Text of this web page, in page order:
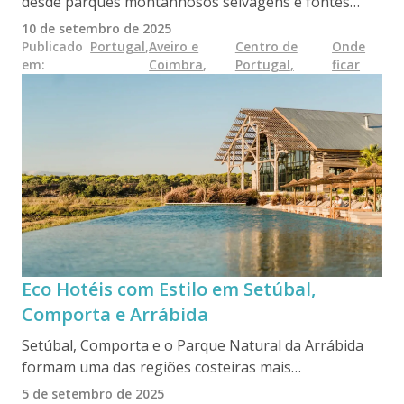
termais a cidades medievais e praias atlânticas — e
os seus hotéis ecológicos refletem essa mesma
diversidade. Sejam eles situados em aldeias de xisto
sustentáveis oferecem uma alternativa tranquila ao
turismo de massa, enraizada na cultura local, na
natureza e nos valores do turismo lento.
10 de setembro de 2025
Publicado
em:
Portugal,Aveiro e
Coimbra,
Centro de
Portugal,
Onde
ficar
Eco Hotéis com Estilo em Setúbal,
Comporta e Arrábida
Setúbal, Comporta e o Parque Natural da Arrábida
formam uma das regiões costeiras mais
encantadoras de Portugal — onde a sustentabilidade
5 de setembro de 2025